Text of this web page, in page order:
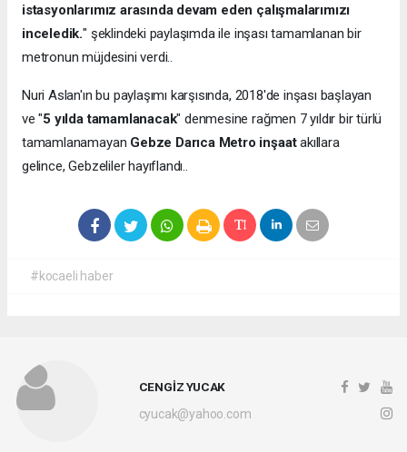
istasyonlarımız arasında devam eden çalışmalarımızı
inceledik." şeklindeki paylaşımda ile inşası tamamlanan bir
metronun müjdesini verdi..
Nuri Aslan'ın bu paylaşımı karşısında, 2018'de inşası başlayan
ve "5 yılda tamamlanacak" denmesine rağmen 7 yıldır bir türlü
tamamlanamayan Gebze Darıca Metro inşaatakıllara
gelince, Gebzeliler hayıflandı..
#kocaeli haber
CENGİZ YUCAK
cyucak@yahoo.com